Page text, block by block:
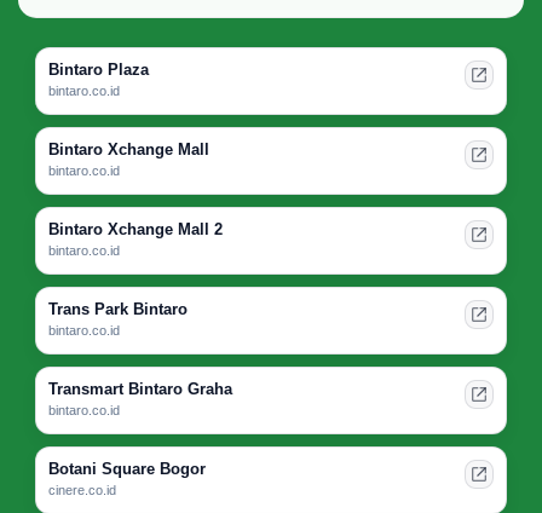
Bintaro Plaza
bintaro.co.id
Bintaro Xchange Mall
bintaro.co.id
Bintaro Xchange Mall 2
bintaro.co.id
Trans Park Bintaro
bintaro.co.id
Transmart Bintaro Graha
bintaro.co.id
Botani Square Bogor
cinere.co.id